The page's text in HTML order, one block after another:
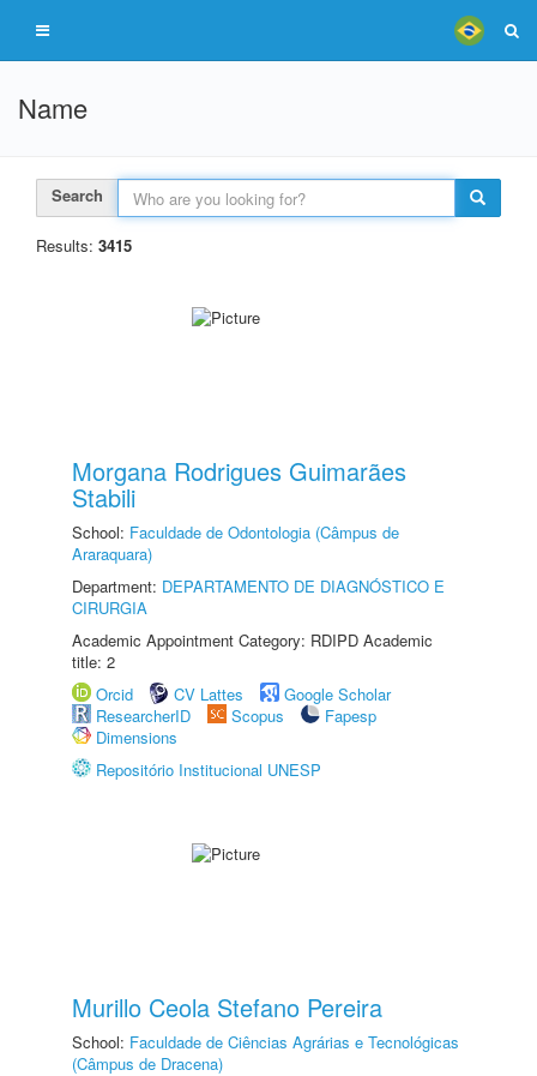
Name
Search
Results: 3415
Morgana Rodrigues Guimarães
Stabili
School: Faculdade de Odontologia (Câmpus de
Araraquara)
Department: DEPARTAMENTO DE DIAGNÓSTICO E
CIRURGIA
Academic Appointment Category: RDIPD Academic
title: 2
Orcid
CV Lattes
Google Scholar
ResearcherID
Scopus
Fapesp
Dimensions
Repositório Institucional UNESP
Murillo Ceola Stefano Pereira
School: Faculdade de Ciências Agrárias e Tecnológicas
(Câmpus de Dracena)